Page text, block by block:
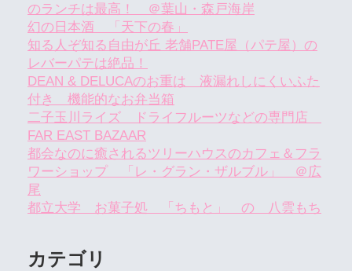
のランチは最高！ ＠葉山・森戸海岸
幻の日本酒 「天下の春」
知る人ぞ知る自由が丘 老舗PATE屋（パテ屋）の
レバーパテは絶品！
DEAN & DELUCAのお重は 液漏れしにくいふた
付き 機能的なお弁当箱
二子玉川ライズ ドライフルーツなどの専門店
FAR EAST BAZAAR
都会なのに癒されるツリーハウスのカフェ＆フラ
ワーショップ 「レ・グラン・ザルブル」 ＠広
尾
都立大学 お菓子処 「ちもと」 の 八雲もち
カテゴリ